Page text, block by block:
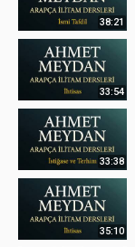
38:21
33:54
33:38
35:10